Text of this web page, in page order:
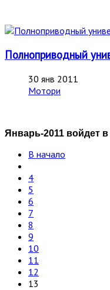
Полноприводный
30 янв 2011
Мотори
Январь-2011 войдет
В начало
4
5
6
7
8
9
10
11
12
13